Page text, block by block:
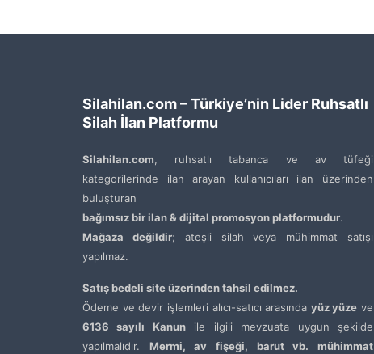
Silahilan.com – Türkiye’nin Lider Ruhsatlı
Silah İlan Platformu
Silahilan.com, ruhsatlı tabanca ve av tüfeği
kategorilerinde ilan arayan kullanıcıları ilan üzerinden
buluşturan
bağımsız bir ilan & dijital promosyon platformudur.
Mağaza değildir; ateşli silah veya mühimmat satışı
yapılmaz.
Satış bedeli site üzerinden tahsil edilmez.
Ödeme ve devir işlemleri alıcı-satıcı arasında yüz yüze ve
6136 sayılı Kanunile ilgili mevzuata uygun şekilde
yapılmalıdır. Mermi, av fişeği, barut vb. mühimmat